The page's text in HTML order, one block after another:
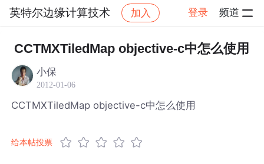
英特尔边缘计算技术 加入 登录 频道
社区 英特尔边缘计算技术 帖子详情
CCTMXTiledMap objective-c中怎么使用
小保
2012-01-06
CCTMXTiledMap objective-c中怎么使用
给本帖投票